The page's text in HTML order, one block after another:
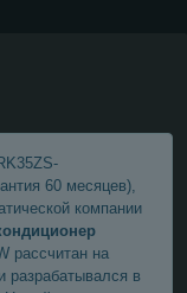
60 месяцев),
компании
рассчитан на
разрабатывался в